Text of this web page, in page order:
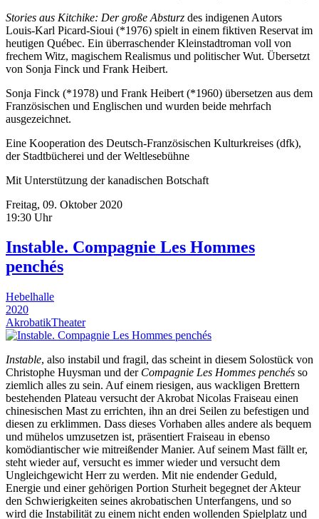
Stories aus Kitchike: Der große Absturz des indigenen Autors
Louis-Karl Picard-Sioui (*1976) spielt in einem fiktiven Reservat im
heutigen Québec. Ein überraschender Kleinstadtroman voll von
frechem Witz, magischem Realismus und politischer Wut. Übersetzt
von Sonja Finck und Frank Heibert.
Sonja Finck (*1978) und Frank Heibert (*1960) übersetzen aus dem
Französischen und Englischen und wurden beide mehrfach
ausgezeichnet.
Eine Kooperation des Deutsch-Französischen Kulturkreises (dfk),
der Stadtbücherei und der Weltlesebühne
Mit Unterstützung der kanadischen Botschaft
Freitag, 09. Oktober 2020
19:30 Uhr
Instable. Compagnie Les Hommes
penchés
Hebelhalle
2020
AkrobatikTheater
Instable, also instabil und fragil, das scheint in diesem Solostück von
Christophe Huysman und der Compagnie Les Hommes penchés so
ziemlich alles zu sein. Auf einem riesigen, aus wackligen Brettern
bestehenden Plateau versucht der Akrobat Nicolas Fraiseau einen
chinesischen Mast zu errichten, ihn an drei Seilen zu befestigen und
diesen zu erklimmen. Dass dieses Vorhaben alles andere als bequem
und mühelos umzusetzen ist, präsentiert Fraiseau in ebenso
komödiantischer wie mitreißender Manier. Auf seinem Mast fällt er,
steht wieder auf, versucht es immer wieder und versucht dem
Ungleichgewicht Herr zu werden. Mit nie endender Geduld,
Energie und einer gehörigen Portion Sturheit begegnet der Akteur
den Schwierigkeiten seines akrobatischen Unterfangens, und so
wird die Instabilität zu einem nicht enden wollenden Spielplatz und